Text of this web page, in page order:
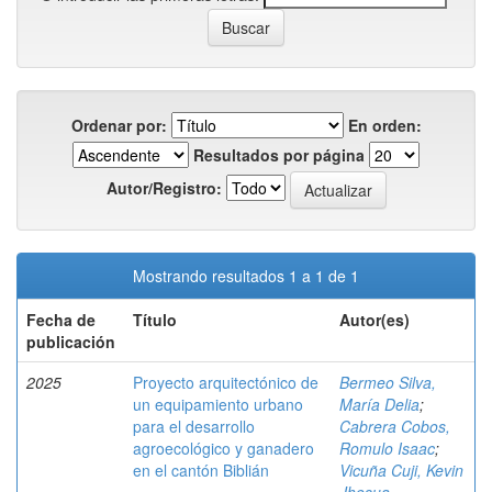
Ordenar por:
En orden:
Resultados por página
Autor/Registro:
Mostrando resultados 1 a 1 de 1
Fecha de
publicación
Título Autor(es)
2025
Proyecto arquitectónico de
un equipamiento urbano
para el desarrollo
agroecológico y ganadero
en el cantón Biblián
Bermeo Silva,
María Delia;
Cabrera Cobos,
Romulo Isaac;
Vicuña Cuji, Kevin